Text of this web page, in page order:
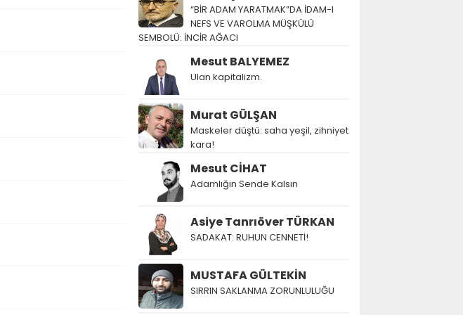
“BİR ADAM YARATMAK”DA İDAM-I
NEFS VE VAROLMA MÜŞKÜLÜ
SEMBOLÜ: İNCİR AĞACI
Mesut BALYEMEZ
Ulan kapitalizm.
Murat GÜLŞAN
Maskeler düştü: saha yeşil, zihniyet
kara!
Mesut CİHAT
Adamlığın Sende Kalsın
Asiye Tanrıöver TÜRKAN
SADAKAT: RUHUN CENNETİ!
MUSTAFA GÜLTEKİN
SIRRIN SAKLANMA ZORUNLULUĞU